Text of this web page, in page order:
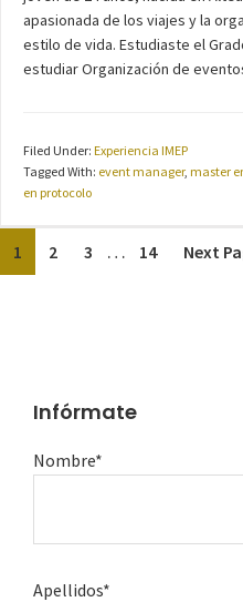
apasionada de los viajes y la
estilo de vida. Estudiaste el
estudiar Organización de
Filed Under: Experiencia IMEP
Tagged With: event manager, master
en protocolo
1 2 3 … 14 Next
Infórmate
Nombre*
Apellidos*